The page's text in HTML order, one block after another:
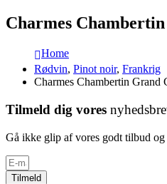
Charmes
Home
Rødvin, Pinot noir, Frankrig
Charmes Chambertin Grand
Tilmeld dig vores
Gå ikke glip af vores godt tilbud og
Tilmeld